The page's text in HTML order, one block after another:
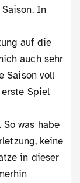
In
auf die
auch sehr
Saison voll
Spiel
was habe
keine
in dieser